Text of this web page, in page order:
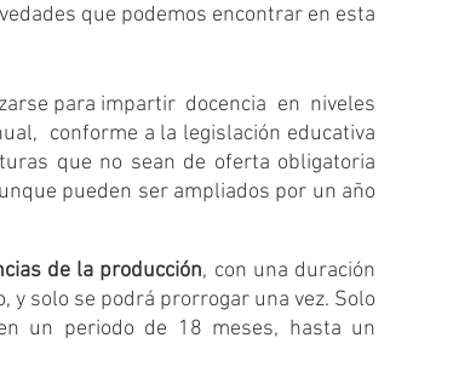
que podemos encontrar en esta
para impartir  docencia  en  niveles
conforme a la legislación educativa
que no sean de oferta obligatoria
pueden ser ampliados por un año
de la producción, con una duración
y solo se podrá prorrogar una vez. Solo
un periodo de 18 meses, hasta un